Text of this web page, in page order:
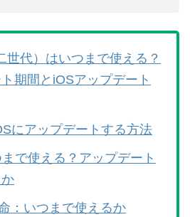
世代）はいつまで使える？
期間とiOSアップデート
にアップデートする方法
で使える？アップデート
：いつまで使えるか